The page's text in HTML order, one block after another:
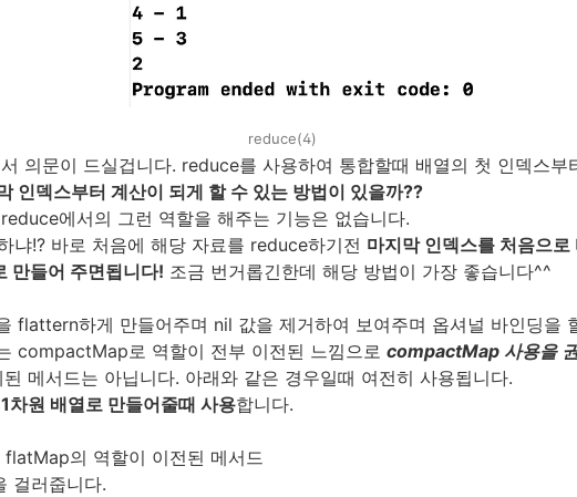
reduce(4)
의문이 드실겁니다. reduce를 사용하여 통합할때 배열의 첫 인덱스부
인덱스부터 계산이 되게 할 수 있는 방법이 있을까??
에서의 그런 역할을 해주는 기능은 없습니다.
냐!? 바로 처음에 해당 자료를 reduce하기전 마지막 인덱스를 처음으
만들어 주면됩니다! 조금 번거롭긴한데 해당 방법이 가장 좋습니다^^
flattern하게 만들어주며 nil 값을 제거하여 보여주며 옵셔널 바인딩을
compactMap로 역할이 전부 이전된 느낌으로 compactMap 사용을
메서드는 아닙니다. 아래와 같은 경우일때 여전히 사용됩니다.
차원 배열로 만들어줄때 사용합니다.
의 역할이 이전된 메서드
걸러줍니다.